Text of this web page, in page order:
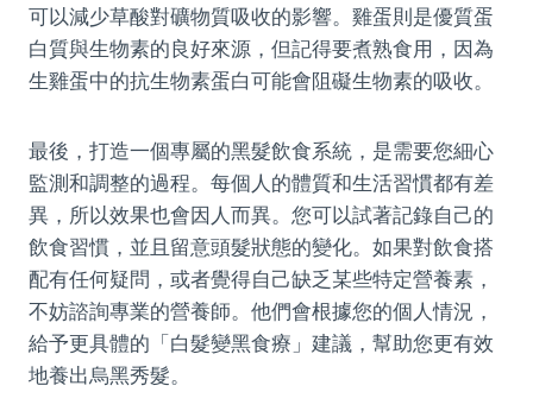
可以減少草酸對礦物質吸收的影響。雞蛋則是優質蛋
白質與生物素的良好來源，但記得要煮熟食用，因為
生雞蛋中的抗生物素蛋白可能會阻礙生物素的吸收。
最後，打造一個專屬的黑髮飲食系統，是需要您細心
監測和調整的過程。每個人的體質和生活習慣都有差
異，所以效果也會因人而異。您可以試著記錄自己的
飲食習慣，並且留意頭髮狀態的變化。如果對飲食搭
配有任何疑問，或者覺得自己缺乏某些特定營養素，
不妨諮詢專業的營養師。他們會根據您的個人情況，
給予更具體的「白髮變黑食療」建議，幫助您更有效
地養出烏黑秀髮。